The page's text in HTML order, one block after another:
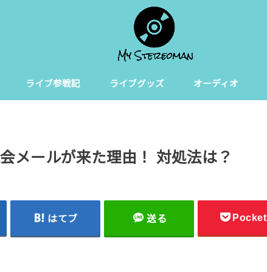
ライブ参戦記 ライブグッズ オーディオ
メールが来た理由！ 対処法は？
はてブ 送る Pocket